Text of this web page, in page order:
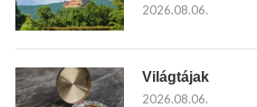
2026.08.06.
Világtájak
2026.08.06.